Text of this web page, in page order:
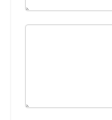
نج